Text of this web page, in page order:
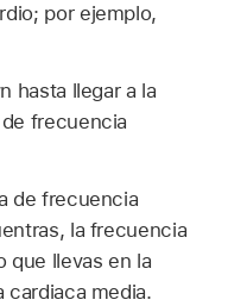
por ejemplo,
hasta llegar a la
frecuencia
de frecuencia
la frecuencia
que llevas en la
cardiaca media.